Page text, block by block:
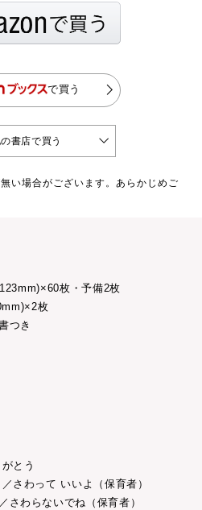
で買う
書店で買う
い場合がございます。あらかじめご
枚・予備2枚
枚
つき
とう
さわって いいよ（保育者）
さわらないでね（保育者）